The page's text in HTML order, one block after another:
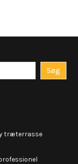
Søg
træterrasse